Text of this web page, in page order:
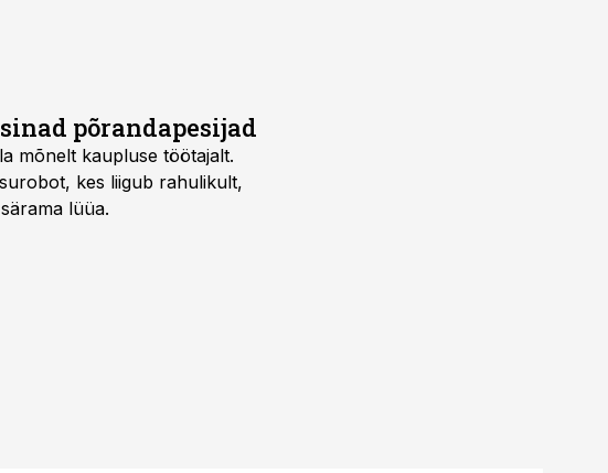
põrandapesijad
mõnelt kaupluse töötajalt.
kes liigub rahulikult,
lüüa.